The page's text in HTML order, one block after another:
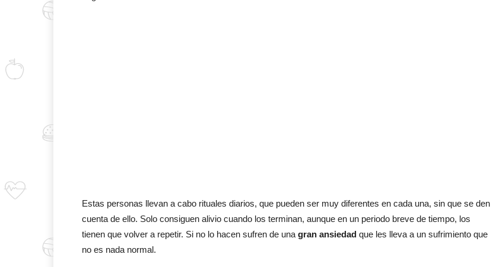
Estas personas llevan a cabo rituales diarios, que pueden ser muy diferentes en cada una, sin que se den
cuenta de ello. Solo consiguen alivio cuando los terminan, aunque en un periodo breve de tiempo, los
tienen que volver a repetir. Si no lo hacen sufren de una gran ansiedad que les lleva a un sufrimiento que
no es nada normal.